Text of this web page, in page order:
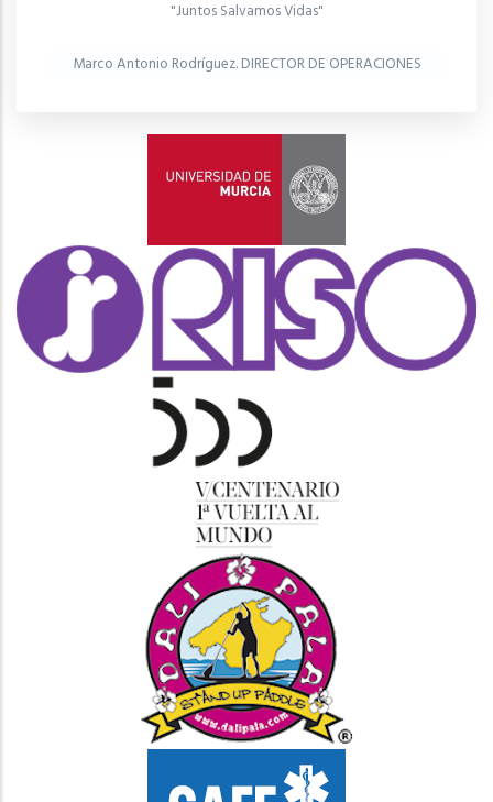
"Juntos Salvamos Vidas"
Marco Antonio Rodríguez. DIRECTOR DE OPERACIONES